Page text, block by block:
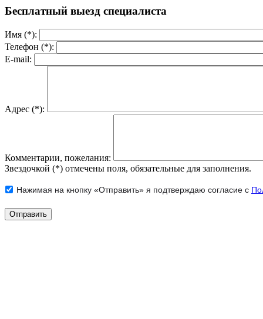
Бесплатный выезд специалиста
Имя (*):
Телефон (*):
E-mail:
Адрес (*):
Комментарии, пожелания:
Звездочкой (*) отмечены поля, обязательные для заполнения.
Нажимая на кнопку «Отправить» я подтверждаю согласие с